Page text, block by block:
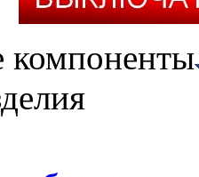
компоненты